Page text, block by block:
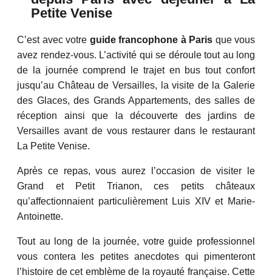
Petite Venise
C’est avec votre guide francophone à Paris que vous
avez rendez-vous. L’activité qui se déroule tout au long
de la journée comprend le trajet en bus tout confort
jusqu’au Château de Versailles, la visite de la Galerie
des Glaces, des Grands Appartements, des salles de
réception ainsi que la découverte des jardins de
Versailles avant de vous restaurer dans le restaurant
La Petite Venise.
Après ce repas, vous aurez l’occasion de visiter le
Grand et Petit Trianon, ces petits châteaux
qu’affectionnaient particulièrement Luis XIV et Marie-
Antoinette.
Tout au long de la journée, votre guide professionnel
vous contera les petites anecdotes qui pimenteront
l’histoire de cet emblème de la royauté française. Cette